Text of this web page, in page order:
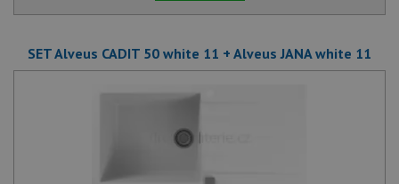
SET Alveus CADIT 50 white 11 + Alveus JANA white 11